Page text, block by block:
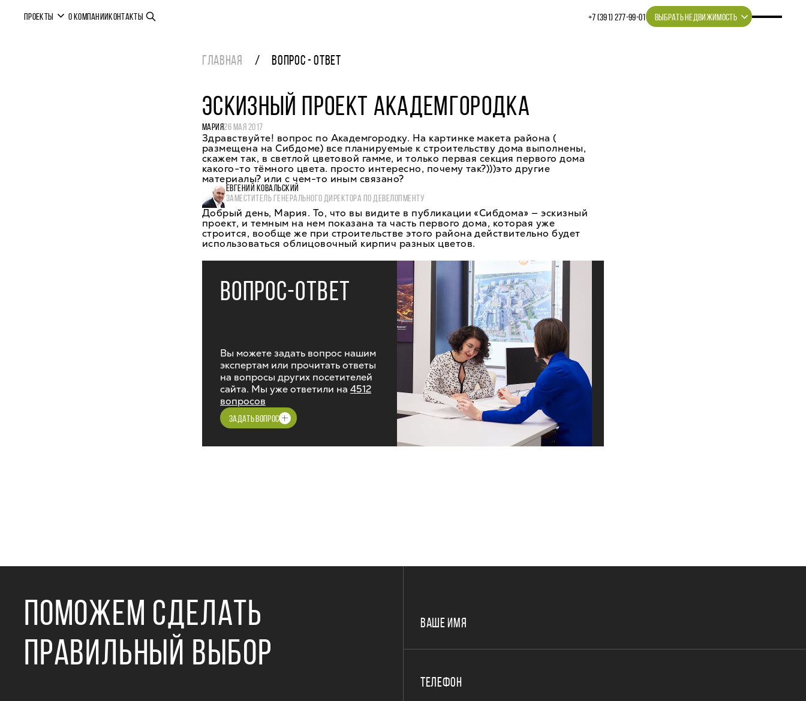
ПРОЕКТЫ О КОМПАНИИКОНТАКТЫ +7 (391) 277‒99‒01 ВЫБРАТЬ НЕДВИЖИМОСТЬ
ГЛАВНАЯ ВОПРОС - ОТВЕТ
ЭСКИЗНЫЙ ПРОЕКТ АКАДЕМГОРОДКА
МАРИЯ26 МАЯ 2017
Здравствуйте! вопрос по Академгородку. На картинке макета района (
размещена на Сибдоме) все планируемые к строительству дома выполнены,
скажем так, в светлой цветовой гамме, и только первая секция первого дома
какого-то тёмного цвета. просто интересно, почему так?)))это другие
материалы? или с чем-то иным связано?
ЕВГЕНИЙ КОВАЛЬСКИЙ
ЗАМЕСТИТЕЛЬ ГЕНЕРАЛЬНОГО ДИРЕКТОРА ПО ДЕВЕЛОПМЕНТУ
Добрый день, Мария. То, что вы видите в публикации «Сибдома» — эскизный
проект, и темным на нем показана та часть первого дома, которая уже
строится, вообще же при строительстве этого района действительно будет
использоваться облицовочный кирпич разных цветов.
ВОПРОС-ОТВЕТ
Вы можете задать вопрос нашим
экспертам или прочитать ответы
на вопросы других посетителей
сайта. Мы уже ответили на 4512
вопросов
ЗАДАТЬ ВОПРОС
ПОМОЖЕМ СДЕЛАТЬ
ПРАВИЛЬНЫЙ ВЫБОР
ВАШЕ ИМЯ
ТЕЛЕФОН